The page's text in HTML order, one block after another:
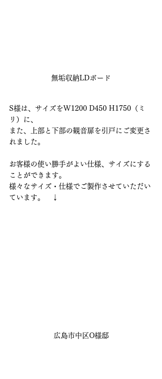
無垢収納LDボード
S様は、サイズをW1200 D450 H1750（ミ
リ）に、
また、上部と下部の観音扉を引戸にご変更さ
れました。
お客様の使い勝手がよい仕様、サイズにする
ことができます。
様々なサイズ・仕様でご製作させていただい
ています。　↓
広島市中区O様邸